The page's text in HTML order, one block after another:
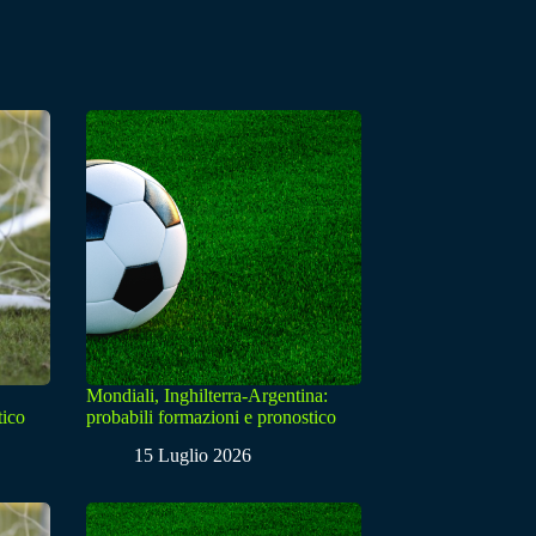
Mondiali, Inghilterra-Argentina:
probabili formazioni e pronostico
15 Luglio 2026